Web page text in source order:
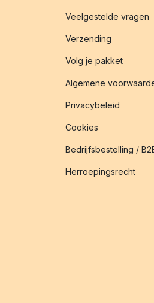
Veelgestelde vragen
Verzending
Volg je pakket
Algemene
Privacybeleid
Cookies
Bedrijfsbestelling /
Herroepingsrecht